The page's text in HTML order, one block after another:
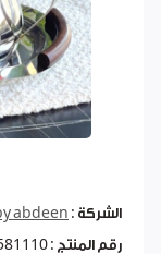
الشركة : abdeen
رقم المنتج :